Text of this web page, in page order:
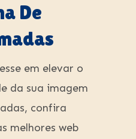
De
em elevar o
da sua imagem
confira
melhores web